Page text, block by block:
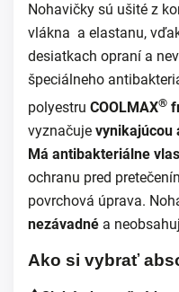
Nohavičky sú ušité z
vlákna a elastanu,
desiatkach opraní a
špeciálneho
polyestru COOLMAX®
vyznačuje vynikajúcou
Má antibakteriálne
ochranu pred
povrchová úprava.
nezávadné a
Ako si vybrať